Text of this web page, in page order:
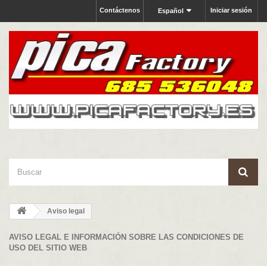
Iniciar sesión
Español
Contáctenos
Aviso legal
AVISO LEGAL E INFORMACIÓN SOBRE LAS CONDICIONES DE
USO DEL SITIO WEB